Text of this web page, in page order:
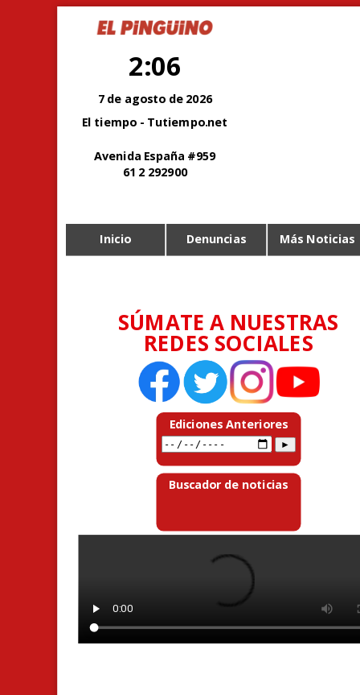
2:06
7 de agosto de 2026
El tiempo - Tutiempo.net
Avenida España #959
61 2 292900
Inicio Denuncias Más Noticias
SÚMATE A NUESTRAS
REDES SOCIALES
Ediciones Anteriores
Buscador de noticias